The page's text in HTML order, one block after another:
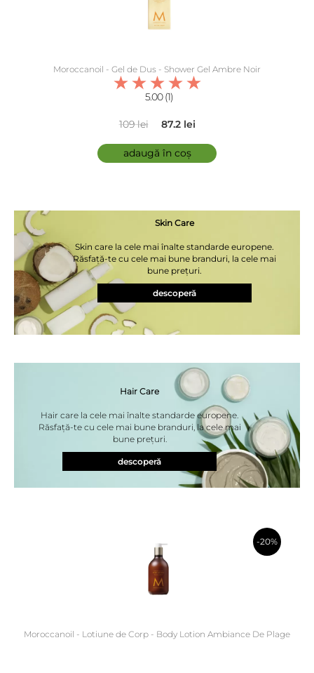
Moroccanoil - Gel de Dus - Shower Gel Ambre Noir
5.00 (1)
109 lei 87.2 lei
adaugă în coș
Skin Care
Skin care la cele mai înalte standarde europene.
Răsfață-te cu cele mai bune branduri, la cele mai
bune prețuri.
descoperă
Hair Care
Hair care la cele mai înalte standarde europene.
Răsfață-te cu cele mai bune branduri, la cele mai
bune prețuri.
descoperă
-20%
Moroccanoil - Lotiune de Corp - Body Lotion Ambiance De Plage